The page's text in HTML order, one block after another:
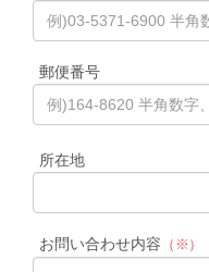
郵便番号
所在地
お問い合わせ内容 （※）